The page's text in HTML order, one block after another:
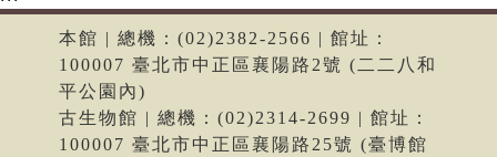
本館 | 總機：(02)2382-2566 | 館址：
100007 臺北市中正區襄陽路2號 (二二八和
平公園內)
古生物館 | 總機：(02)2314-2699 | 館址：
100007 臺北市中正區襄陽路25號 (臺博館